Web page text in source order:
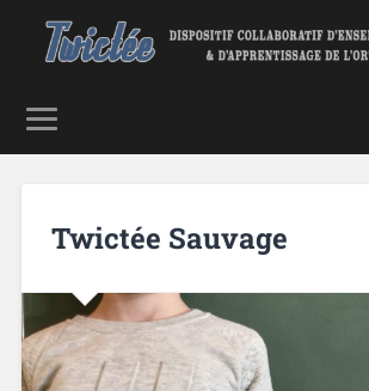
Twictée Sauvage